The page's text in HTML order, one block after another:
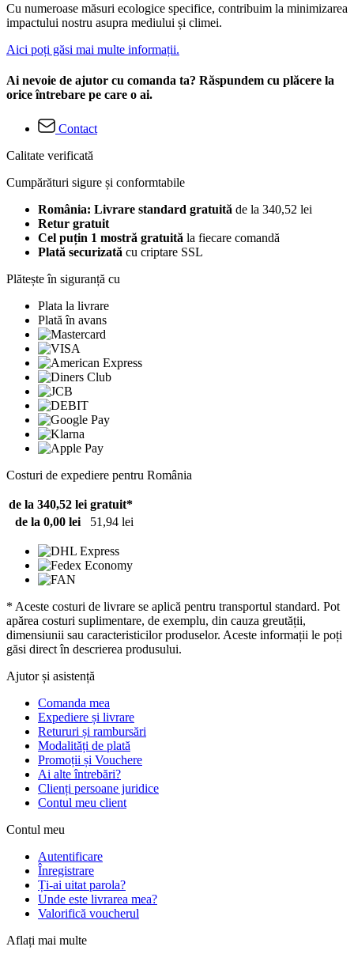
Cu numeroase măsuri ecologice specifice, contribuim la minimizarea
impactului nostru asupra mediului și climei.
Aici poți găsi mai multe informații.
Ai nevoie de ajutor cu comanda ta? Răspundem cu plăcere la
orice întrebare pe care o ai.
Contact
Calitate verificată
Cumpărături sigure și conformtabile
România: Livrare standard gratuită de la 340,52 lei
Retur gratuit
Cel puțin 1 mostră gratuită la fiecare comandă
Plată securizată cu criptare SSL
Plătește în siguranță cu
Plata la livrare
Plată în avans
Costuri de expediere pentru România
de la 340,52 lei gratuit*
de la 0,00 lei
51,94 lei
* Aceste costuri de livrare se aplică pentru transportul standard. Pot
apărea costuri suplimentare, de exemplu, din cauza greutății,
dimensiunii sau caracteristicilor produselor. Aceste informații le poți
găsi direct în descrierea produsului.
Ajutor și asistență
Comanda mea
Expediere și livrare
Retururi și rambursări
Modalități de plată
Promoții și Vouchere
Ai alte întrebări?
Clienți persoane juridice
Contul meu client
Contul meu
Autentificare
Înregistrare
Ți-ai uitat parola?
Unde este livrarea mea?
Valorifică voucherul
Aflați mai multe